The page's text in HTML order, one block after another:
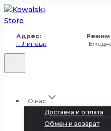
Перейти
к
Адрес: Режим
г. Липецк Ежедневно
О нас
Доставка и оплата
Обмен и возврат